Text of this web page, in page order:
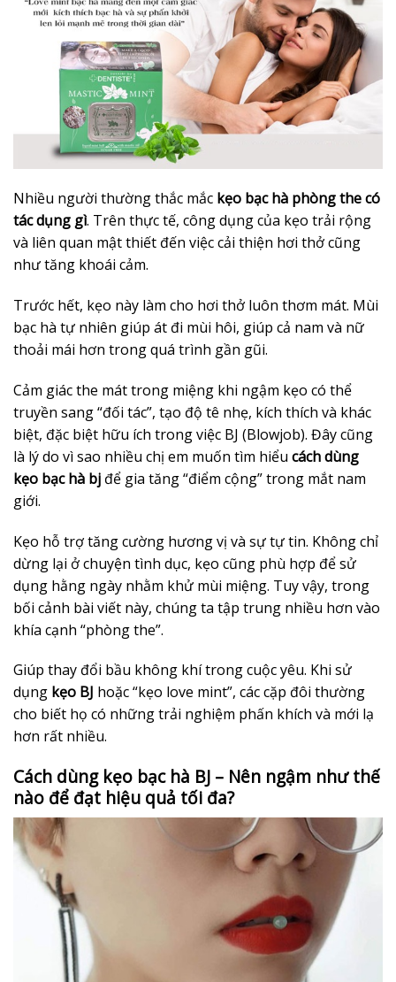
Nhiều người thường thắc mắc kẹo bạc hà phòng the có
tác dụng gì. Trên thực tế, công dụng của kẹo trải rộng
và liên quan mật thiết đến việc cải thiện hơi thở cũng
như tăng khoái cảm.
Trước hết, kẹo này làm cho hơi thở luôn thơm mát. Mùi
bạc hà tự nhiên giúp át đi mùi hôi, giúp cả nam và nữ
thoải mái hơn trong quá trình gần gũi.
Cảm giác the mát trong miệng khi ngậm kẹo có thể
truyền sang “đối tác”, tạo độ tê nhẹ, kích thích và khác
biệt, đặc biệt hữu ích trong việc BJ (Blowjob). Đây cũng
là lý do vì sao nhiều chị em muốn tìm hiểu cách dùng
kẹo bạc hà bj để gia tăng “điểm cộng” trong mắt nam
giới.
Kẹo hỗ trợ tăng cường hương vị và sự tự tin. Không chỉ
dừng lại ở chuyện tình dục, kẹo cũng phù hợp để sử
dụng hằng ngày nhằm khử mùi miệng. Tuy vậy, trong
bối cảnh bài viết này, chúng ta tập trung nhiều hơn vào
khía cạnh “phòng the”.
Giúp thay đổi bầu không khí trong cuộc yêu. Khi sử
dụng kẹo BJ hoặc “kẹo love mint”, các cặp đôi thường
cho biết họ có những trải nghiệm phấn khích và mới lạ
hơn rất nhiều.
Cách dùng kẹo bạc hà BJ – Nên ngậm như thế
nào để đạt hiệu quả tối đa?